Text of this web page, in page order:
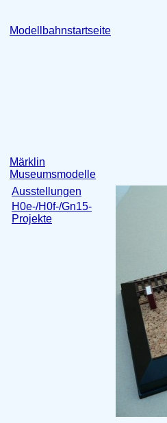
Modellbahnstartseite
Märklin
Museumsmodelle
Ausstellungen
H0e-/H0f-/Gn15-
Projekte